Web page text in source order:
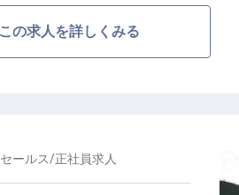
トするお仕事です。
あなたの丁寧な対応がお客
喜びを分かち合いません
この求人を詳しくみる
セールス/正社員求人